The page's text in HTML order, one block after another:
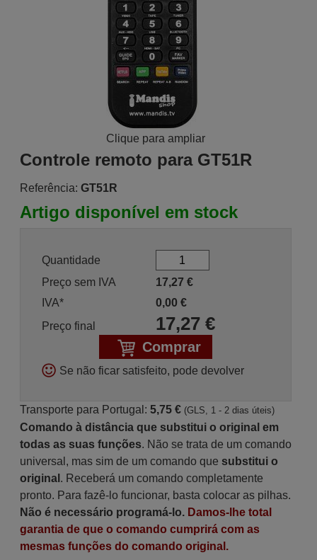
Clique para ampliar
Controle remoto para GT51R
Referência: GT51R
Artigo disponível em stock
Quantidade
Preço sem IVA
17,27 €
IVA*
0,00 €
Preço final
17,27€
Comprar
Se não ficar satisfeito, pode devolver
Transporte para Portugal: 5,75 € (GLS, 1 - 2 dias úteis)
Comando à distância que substitui o original em
todas as suas funções. Não se trata de um comando
universal, mas sim de um comando que substitui o
original . Receberá um comando completamente
pronto. Para fazê-lo funcionar, basta colocar as pilhas.
Não é necessário programá-lo. Damos-lhe total
garantia de que o comando cumprirá com as
mesmas funções do comando original.